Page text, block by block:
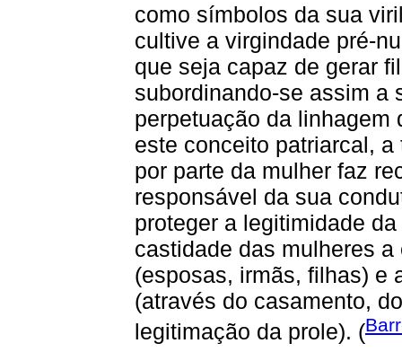
como símbolos da sua
cultive a virgindade pré-
que seja capaz de gerar
subordinando-se assim a
perpetuação da linhagem
este conceito patriarcal,
por parte da mulher faz
responsável da sua
proteger a legitimidade
castidade das mulheres
(esposas, irmãs, filhas) e
(através do casamento,
legitimação da prole). (